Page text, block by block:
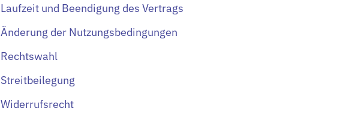
Laufzeit und Beendigung des Vertrags
Änderung der Nutzungsbedingungen
Rechtswahl
Streitbeilegung
Widerrufsrecht